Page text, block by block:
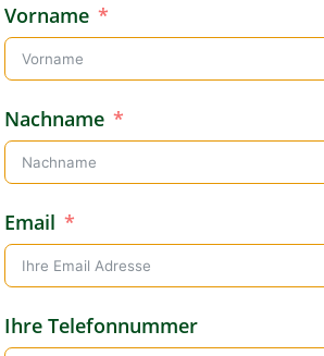
Vorname
Nachname
Email
Ihre Telefonnummer